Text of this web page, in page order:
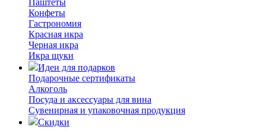
Конфеты
Гастрономия
Красная икра
Черная икра
Икра щуки
Идеи для подарков
Подарочные сертификаты
Алкоголь
Посуда и аксессуары для вина
Сувенирная и упаковочная продукция
Скидки